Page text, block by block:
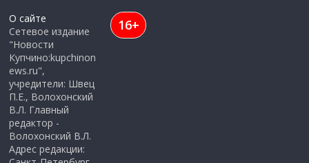
О сайте
Сетевое издание
"Новости
Купчино:kupchinon
ews.ru",
учредители: Швец
П.Е., Волохонский
В.Л. Главный
редактор -
Волохонский В.Л.
Адрес редакции:
16+